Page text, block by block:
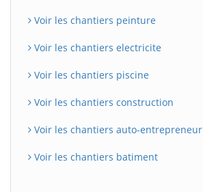
Voir les chantiers peinture
Voir les chantiers electricite
Voir les chantiers piscine
Voir les chantiers construction
Voir les chantiers auto-entrepreneur
Voir les chantiers batiment